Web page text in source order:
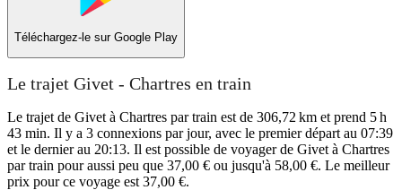
Téléchargez-le sur Google Play
Le trajet Givet - Chartres en train
Le trajet de Givet à Chartres par train est de 306,72 km et prend 5 h
43 min. Il y a 3 connexions par jour, avec le premier départ au 07:39
et le dernier au 20:13. Il est possible de voyager de Givet à Chartres
par train pour aussi peu que 37,00 € ou jusqu'à 58,00 €. Le meilleur
prix pour ce voyage est 37,00 €.